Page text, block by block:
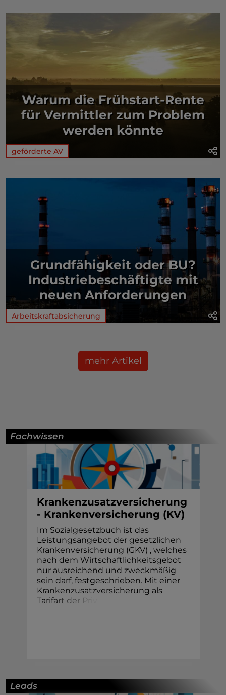
Warum die Frühstart-Rente
für Vermittler zum Problem
werden könnte
geförderte AV
Grundfähigkeit oder BU?
Industriebeschäftigte mit
neuen Anforderungen
Arbeitskraftabsicherung
mehr Artikel
Fachwissen
Krankenzusatzversicherung
- Krankenversicherung (KV)
Im Sozialgesetzbuch ist das
Leistungsangebot der gesetzlichen
Krankenversicherung (GKV) , welches
nach dem Wirtschaftlichkeitsgebot
nur ausreichend und zweckmäßig
sein darf, festgeschrieben. Mit einer
Krankenzusatzversicherung als
Tarifart der Pr
Leads